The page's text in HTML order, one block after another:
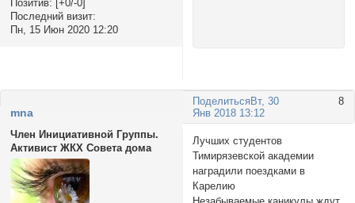
Позитив: [+0/-0]
Последний визит:
Пн, 15 Июн 2020 12:20
Поделиться 8
Вт, 30
Янв 2018 13:12
mna
Член Инициативной Группы.
Активист ЖКХ Совета дома
Лучших студентов
Тимирязевской академии
наградили поездками в
Карелию